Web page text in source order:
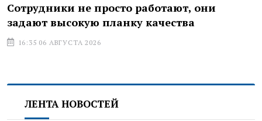
Сотрудники не просто работают, они
задают высокую планку качества
16:35 06 АВГУСТА 2026
ЛЕНТА НОВОСТЕЙ